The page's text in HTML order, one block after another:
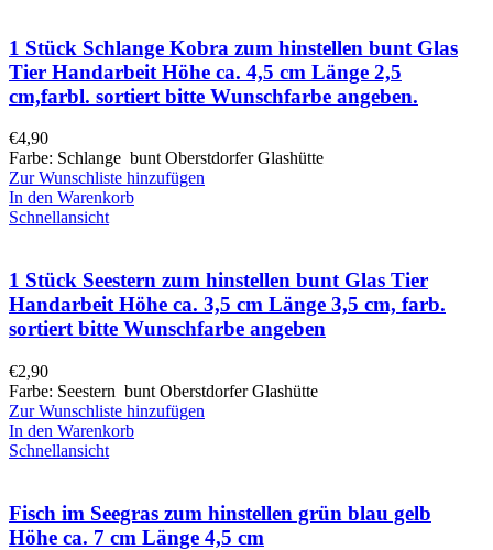
1 Stück Schlange Kobra zum hinstellen bunt Glas
Tier Handarbeit Höhe ca. 4,5 cm Länge 2,5
cm,farbl. sortiert bitte Wunschfarbe angeben.
€4,90
Farbe: Schlange bunt Oberstdorfer Glashütte
Zur Wunschliste hinzufügen
In den Warenkorb
Schnellansicht
1 Stück Seestern zum hinstellen bunt Glas Tier
Handarbeit Höhe ca. 3,5 cm Länge 3,5 cm, farb.
sortiert bitte Wunschfarbe angeben
€2,90
Farbe: Seestern bunt Oberstdorfer Glashütte
Zur Wunschliste hinzufügen
In den Warenkorb
Schnellansicht
Fisch im Seegras zum hinstellen grün blau gelb
Höhe ca. 7 cm Länge 4,5 cm